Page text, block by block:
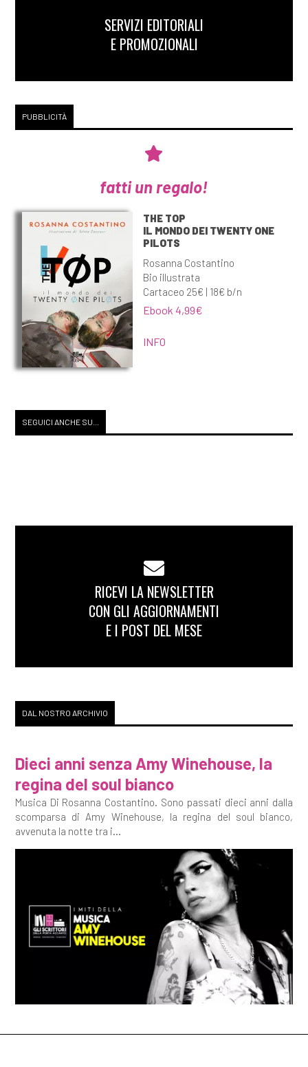
SERVIZI EDITORIALI
E PROMOZIONALI
PUBBLICITÀ
fatti un regalo!
THE TOP
IL MONDO DEI TWENTY ONE
PILOTS
Rosanna Costantino
Bio illustrata
Cartaceo 25€ | 18€ b/n
Ebook 4,99€
INFO
SEGUICI ANCHE SU...
RICEVI LA NEWSLETTER
CON GLI AGGIORNAMENTI
E I POST DEL MESE
DAL NOSTRO ARCHIVIO
Dieci anni senza Amy Winehouse, la
regina del soul bianco
Musica Di Rosanna Costantino. Sono passati dieci anni dalla
scomparsa di Amy Winehouse, la regina del soul bianco,
avvenuta la notte tra i...